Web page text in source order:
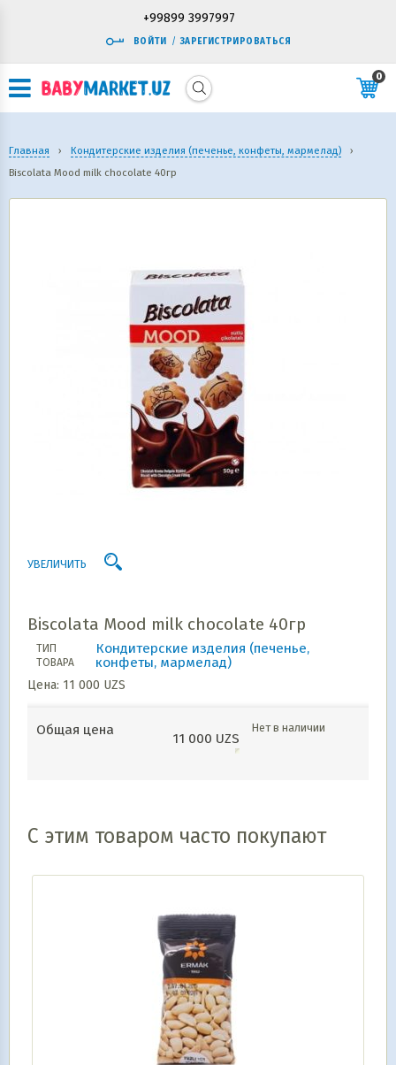
+99899 3997997
ВОЙТИ / ЗАРЕГИСТРИРОВАТЬСЯ
0
Главная › Кондитерские изделия (печенье, конфеты, мармелад)
›
Biscolata Mood milk chocolate 40гр
УВЕЛИЧИТЬ
Biscolata Mood milk chocolate 40гр
ТИП
ТОВАРА
Кондитерские изделия (печенье,
конфеты, мармелад)
Цена: 11 000 UZS
Общая цена
11 000 UZS
Нет в наличии
С этим товаром часто покупают